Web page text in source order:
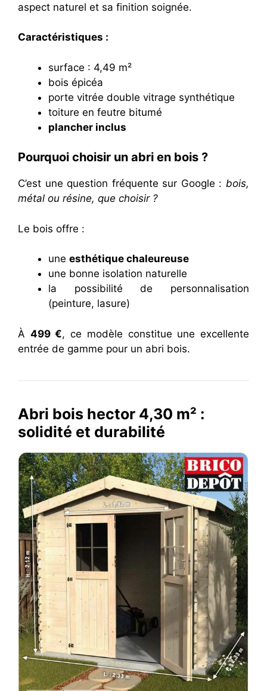
aspect naturel et sa finition soignée.
Caractéristiques :
surface : 4,49 m²
bois épicéa
porte vitrée double vitrage synthétique
toiture en feutre bitumé
plancher inclus
Pourquoi choisir un abri en bois ?
C’est une question fréquente sur Google : bois,
métal ou résine, que choisir ?
Le bois offre :
une esthétique chaleureuse
une bonne isolation naturelle
la possibilité de personnalisation
(peinture, lasure)
À 499 €, ce modèle constitue une excellente
entrée de gamme pour un abri bois.
Abri bois hector 4,30 m² :
solidité et durabilité